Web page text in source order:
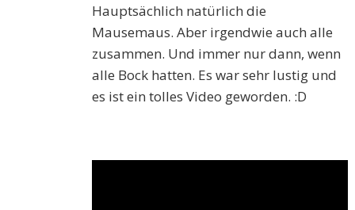
Hauptsächlich natürlich die
Mausemaus. Aber irgendwie auch alle
zusammen. Und immer nur dann, wenn
alle Bock hatten. Es war sehr lustig und
es ist ein tolles Video geworden. :D